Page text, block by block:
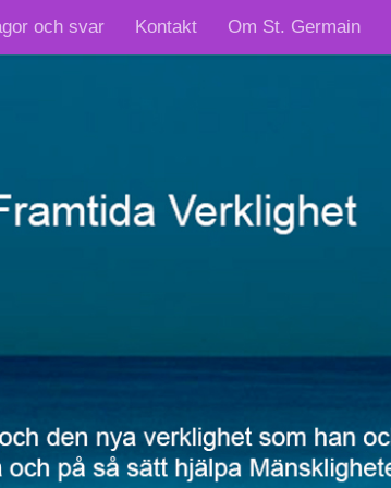
och svar Kontakt Om St. Germain